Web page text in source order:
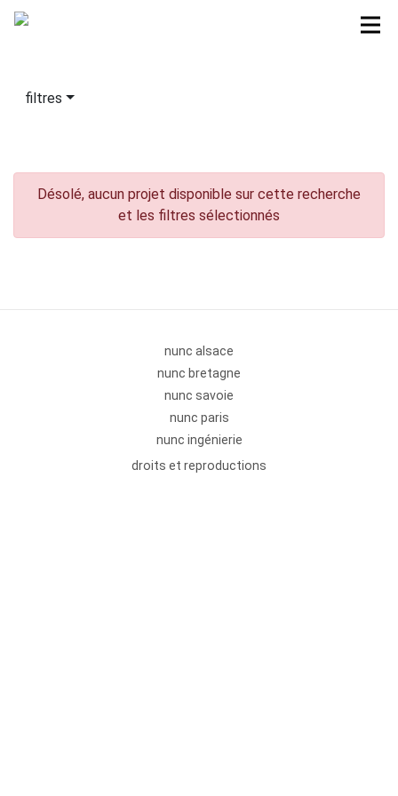
filtres
Désolé, aucun projet disponible sur cette recherche
et les filtres sélectionnés
nunc alsace
nunc bretagne
nunc savoie
nunc paris
nunc ingénierie
droits et reproductions